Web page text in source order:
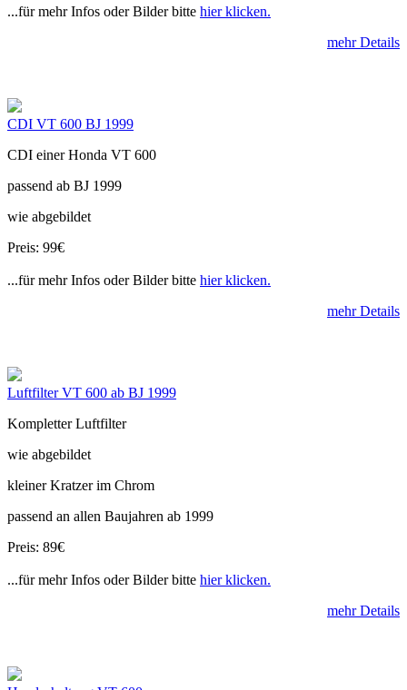
...für mehr Infos oder Bilder bitte hier klicken.
mehr Details
CDI VT 600 BJ 1999
CDI einer Honda VT 600
passend ab BJ 1999
wie abgebildet
Preis: 99€
...für mehr Infos oder Bilder bitte hier klicken.
mehr Details
Luftfilter VT 600 ab BJ 1999
Kompletter Luftfilter
wie abgebildet
kleiner Kratzer im Chrom
passend an allen Baujahren ab 1999
Preis: 89€
...für mehr Infos oder Bilder bitte hier klicken.
mehr Details